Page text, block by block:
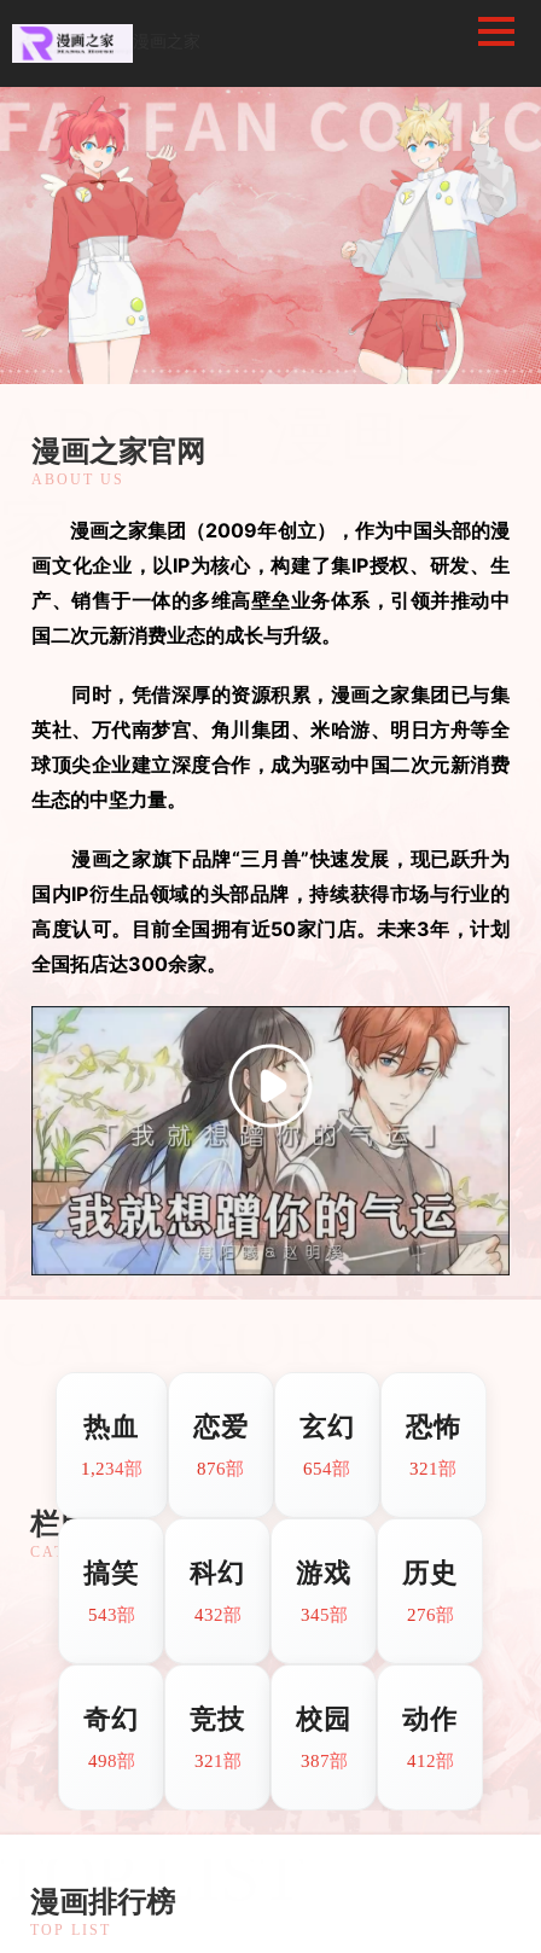
漫画之家
ABOUT 漫画之
家
漫画之家官网
ABOUT US
漫画之家集团（2009年创立），作为中国头部的漫
画文化企业，以IP为核心，构建了集IP授权、研发、生
产、销售于一体的多维高壁垒业务体系，引领并推动中
国二次元新消费业态的成长与升级。
同时，凭借深厚的资源积累，漫画之家集团已与集
英社、万代南梦宫、角川集团、米哈游、明日方舟等全
球顶尖企业建立深度合作，成为驱动中国二次元新消费
生态的中坚力量。
漫画之家旗下品牌“三月兽”快速发展，现已跃升为
国内IP衍生品领域的头部品牌，持续获得市场与行业的
高度认可。目前全国拥有近50家门店。未来3年，计划
全国拓店达300余家。
栏目分类
CATEGORIES
热血
1,234部
恋爱
876部
玄幻
654部
恐怖
321部
搞笑
543部
科幻
432部
游戏
345部
历史
276部
奇幻
498部
竞技
321部
校园
387部
动作
412部
TOP LIST
漫画排行榜
TOP LIST